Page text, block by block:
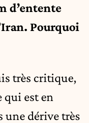
d’entente
Pourquoi
très critique,
est en
une dérive très